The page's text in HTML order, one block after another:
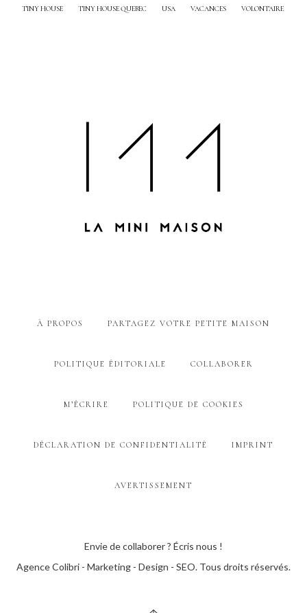
TINY HOUSE TINY HOUSE QUEBEC USA VACANCES VOLONTAIRE
À PROPOS PARTAGEZ VOTRE PETITE MAISON
POLITIQUE ÉDITORIALE COLLABORER
M’ÉCRIRE POLITIQUE DE COOKIES
DÉCLARATION DE CONFIDENTIALITÉ IMPRINT
AVERTISSEMENT
Envie de collaborer ? Écris nous !
Agence Colibri - Marketing - Design - SEO. Tous droits réservés.